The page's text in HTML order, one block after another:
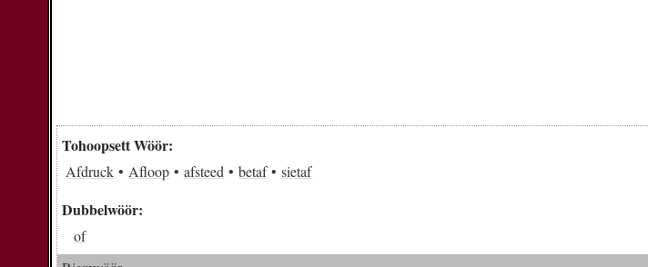
Tohoopsett Wöör:
Afdruck Afloop afsteed betaf sietaf
Dubbelwöör:
of